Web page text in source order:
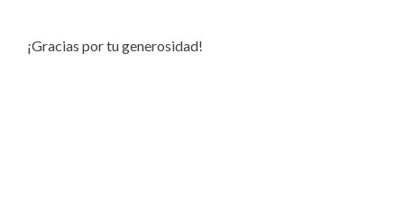
¡Gracias por tu generosidad!